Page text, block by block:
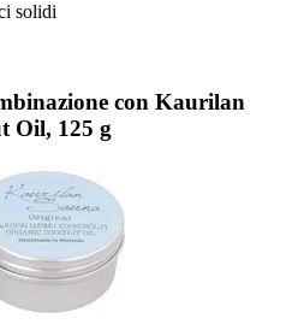
solidi
con Kaurilan
Oil, 125 g